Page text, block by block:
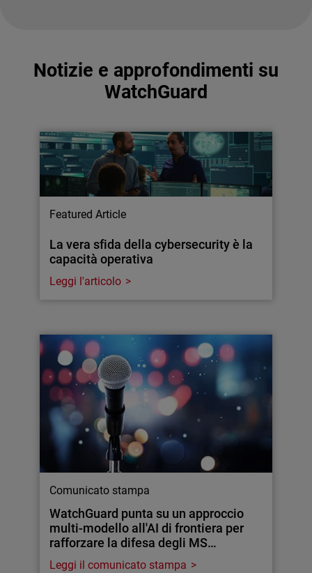
Notizie e approfondimenti su
WatchGuard
Featured Article
La vera sfida della cybersecurity è la
capacità operativa
Leggi l'articolo
Comunicato stampa
WatchGuard punta su un approccio
multi-modello all'AI di frontiera per
rafforzare la difesa degli MS…
Leggi il comunicato stampa